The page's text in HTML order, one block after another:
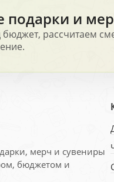
подарки и
рассчитаем
мерч и сувениры
бюджетом и